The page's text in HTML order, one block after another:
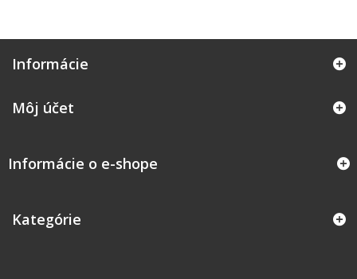
Informácie
Môj účet
Informácie o e-shope
Kategórie